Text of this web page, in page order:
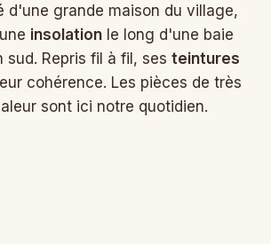
d'une grande maison du village,
insolation le long d'une baie
sud. Repris fil à fil, ses teintures
cohérence. Les pièces de très
sont ici notre quotidien.